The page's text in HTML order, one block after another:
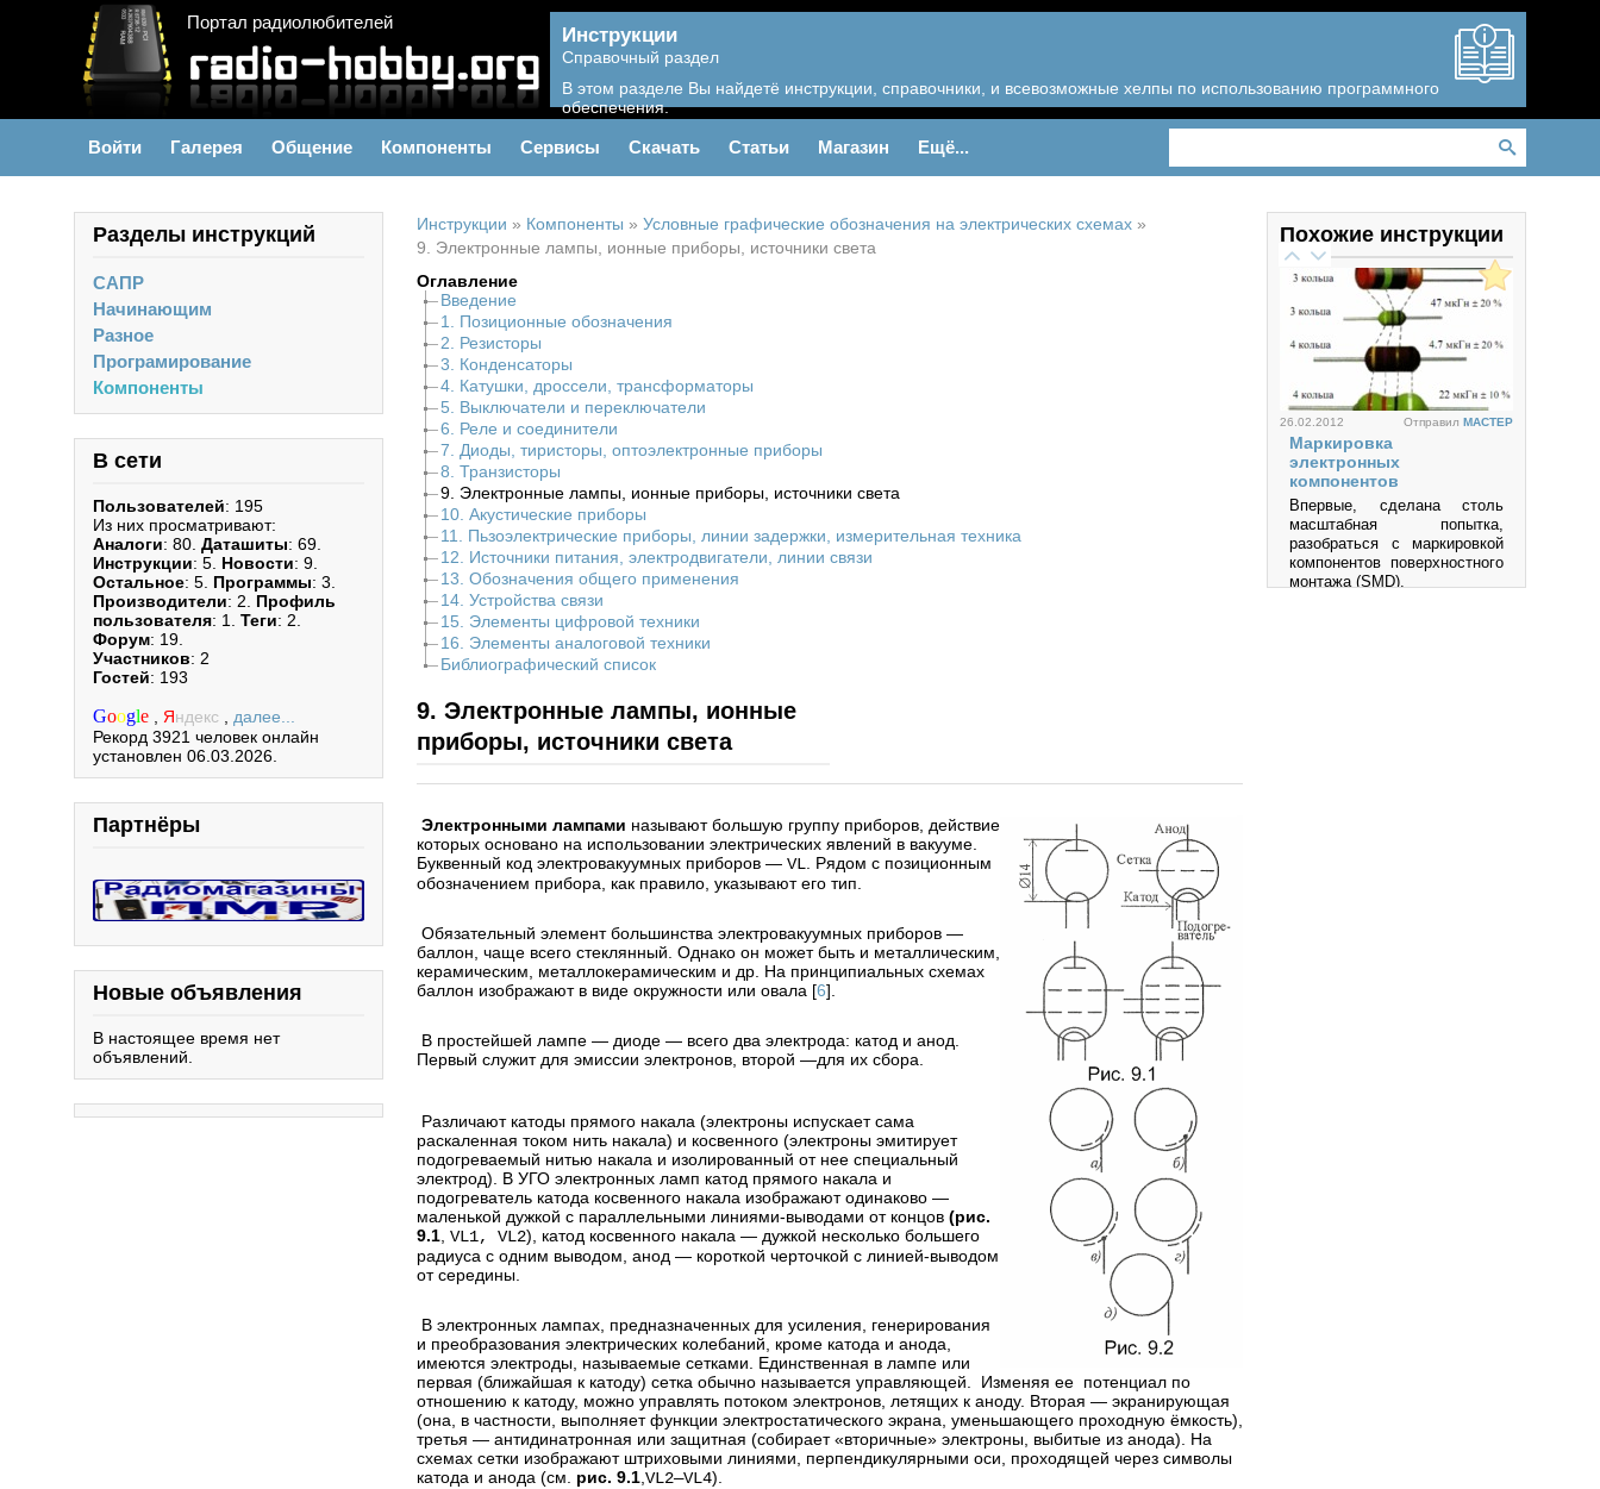
Портал радиолюбителей
Инструкции
Справочный раздел
В этом разделе Вы найдетё инструкции, справочники, и всевозможные хелпы по использованию программного
обеспечения.
Войти Галерея Общение Компоненты Сервисы Скачать Статьи Магазин Ещё...
Разделы инструкций
САПР
Начинающим
Разное
Програмирование
Компоненты
В сети
Пользователей: 195
Из них просматривают:
Аналоги: 80. Даташиты: 69.
Инструкции: 5. Новости: 9.
Остальное: 5. Программы: 3.
Производители: 2. Профиль
пользователя: 1. Теги: 2.
Форум: 19.
Участников: 2
Гостей: 193
Google Яндекс
далее...
Рекорд 3921 человек онлайн
установлен 06.03.2026.
Партнёры
Новые объявления
В настоящее время нет
объявлений.
Инструкции » Компоненты » Условные графические обозначения на электрических схемах »
9. Электронные лампы, ионные приборы, источники света
Оглавление
Введение
1. Позиционные обозначения
2. Резисторы
3. Конденсаторы
4. Катушки, дроссели, трансформаторы
5. Выключатели и переключатели
6. Реле и соединители
7. Диоды, тиристоры, оптоэлектронные приборы
8. Транзисторы
9. Электронные лампы, ионные приборы, источники света
10. Акустические приборы
11. Пьзоэлектрические приборы, линии задержки, измерительная техника
12. Источники питания, электродвигатели, линии связи
13. Обозначения общего применения
14. Устройства связи
15. Элементы цифровой техники
16. Элементы аналоговой техники
Библиографический список
9. Электронные лампы, ионные
приборы, источники света
Электронными лампами называют большую группу приборов, действие
которых основано на использовании электрических явлений в вакууме.
Буквенный код электровакуумных приборов — VL . Рядом с позиционным
обозначением прибора, как правило, указывают его тип.
Обязательный элемент большинства электровакуумных приборов —
баллон, чаще всего стеклянный. Однако он может быть и металлическим,
керамическим, металлокерамическим и др. На принципиальных схемах
баллон изображают в виде окружности или овала [6].
В простейшей лампе — диоде — всего два электрода: катод и анод.
Первый служит для эмиссии электронов, второй —для их сбора.
Различают катоды прямого накала (электроны испускает сама
раскаленная током нить накала) и косвенного (электроны эмитирует
подогреваемый нитью накала и изолированный от нее специальный
электрод). В УГО электронных ламп катод прямого накала и
подогреватель катода косвенного накала изображают одинаково —
маленькой дужкой с параллельными линиями-выводами от концов (рис.
9.1 VL1, VL2), катод косвенного накала — дужкой несколько большего
радиуса с одним выводом, анод — короткой черточкой с линией-выводом
от середины.
В электронных лампах, предназначенных для усиления, генерирования
и преобразования электрических колебаний, кроме катода и анода,
имеются электроды, называемые сетками. Единственная в лампе или
первая (ближайшая к катоду) сетка обычно называется управляющей. Изменяя ее потенциал по
отношению к катоду, можно управлять потоком электронов, летящих к аноду. Вторая — экранирующая
(она, в частности, выполняет функции электростатического экрана, уменьшающего проходную ёмкость),
третья — антидинатронная или защитная (собирает «вторичные» электроны, выбитые из анода). На
схемах сетки изображают штриховыми линиями, перпендикулярными оси, проходящей через символы
катода и анода (см.
рис. 9.1 VL2—VL4).
Похожие инструкции
26.02.2012 Отправил MACTEP
Маркировка
электронных
компонентов
Впервые, сделана столь
масштабная попытка,
разобраться с маркировкой
компонентов поверхностного
монтажа (SMD).